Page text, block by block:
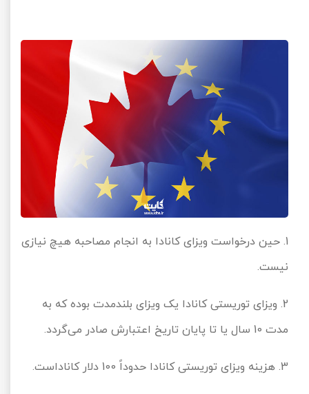
1. حین درخواست ویزای کانادا به انجام مصاحبه هیچ نیازی
نیست.
2. ویزای توریستی کانادا یک ویزای بلندمدت بوده که به
مدت 10 سال یا تا پایان تاریخ اعتبارش صادر می‌گردد.